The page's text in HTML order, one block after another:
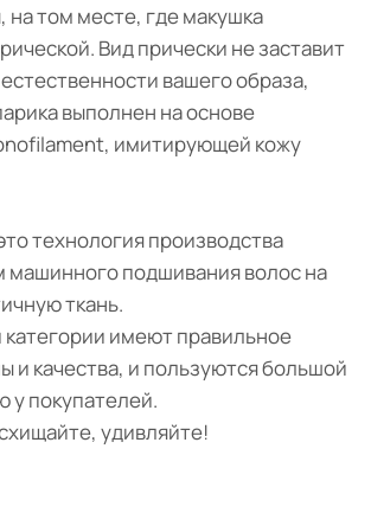
на том месте, где макушка
Вид прически не заставит
вашего образа,
выполнен на основе
имитирующей кожу
технология производства
машинного подшивания волос на
ткань.
имеют правильное
и качества, и пользуются большой
у покупателей.
удивляйте!